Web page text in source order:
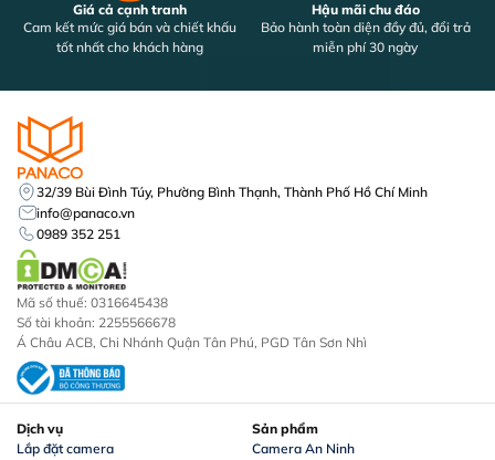
Giá cả cạnh tranh
Cam kết mức giá bán và chiết khấu
tốt nhất cho khách hàng
Hậu mãi chu đáo
Bảo hành toàn diện đầy đủ, đổi trả
miễn phí 30 ngày
Dịch vụ
Lắp đặt camera
Sản phẩm
Camera An Ninh
32/39 Bùi Đình Túy, Phường Bình Thạnh, Thành Phố Hồ Chí Minh
info@panaco.vn
0989 352 251
Mã số thuế: 0316645438
Số tài khoản: 2255566678
Á Châu ACB, Chi Nhánh Quận Tân Phú, PGD Tân Sơn Nhì